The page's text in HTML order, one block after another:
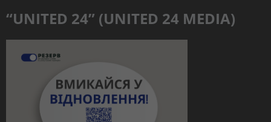
“UNITED 24” (UNITED 24 MEDIA)